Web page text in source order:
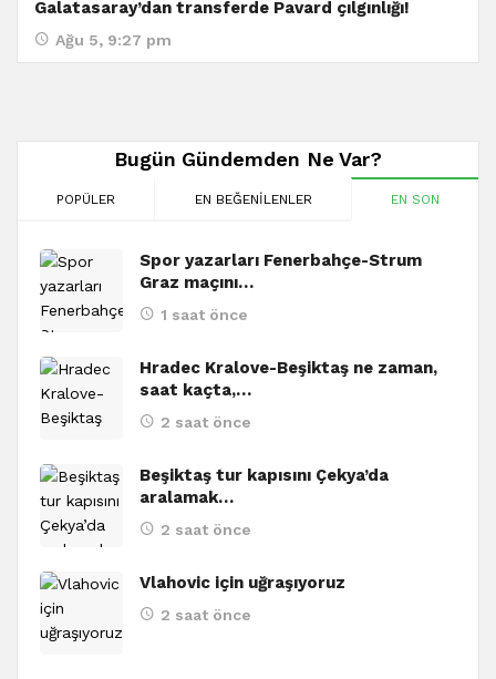
Galatasaray’dan transferde Pavard çılgınlığı!
Ağu 5, 9:27 pm
Bugün Gündemden Ne Var?
POPÜLER EN BEĞENILENLER EN SON
Spor yazarları Fenerbahçe-Strum
Graz maçını…
1 saat önce
Hradec Kralove-Beşiktaş ne zaman,
saat kaçta,…
2 saat önce
Beşiktaş tur kapısını Çekya’da
aralamak…
2 saat önce
Vlahovic için uğraşıyoruz
2 saat önce